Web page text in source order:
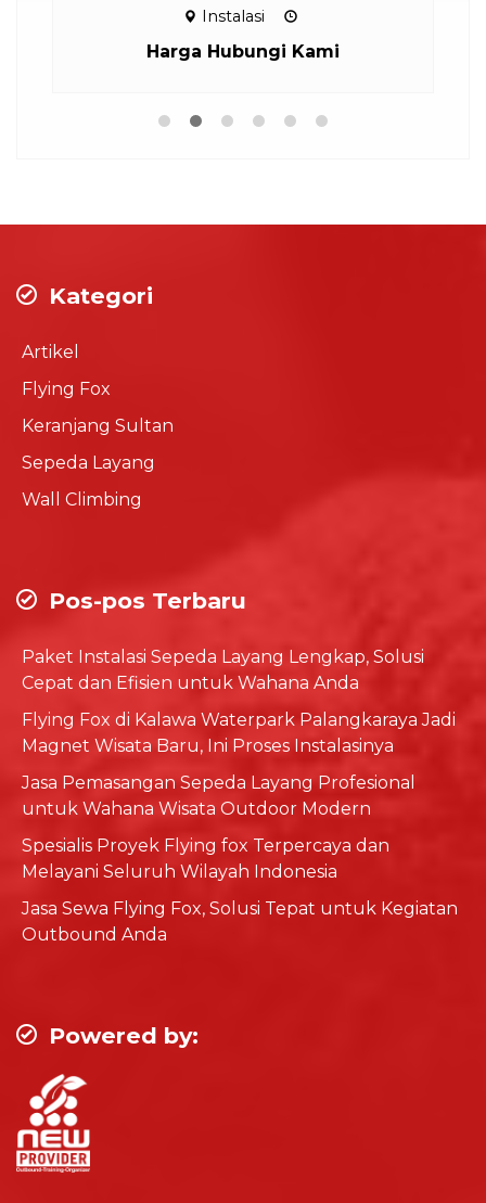
Instalasi
Harga Hubungi Kami
Kategori
Artikel
Flying Fox
Keranjang Sultan
Sepeda Layang
Wall Climbing
Pos-pos Terbaru
Paket Instalasi Sepeda Layang Lengkap, Solusi
Cepat dan Efisien untuk Wahana Anda
Flying Fox di Kalawa Waterpark Palangkaraya Jadi
Magnet Wisata Baru, Ini Proses Instalasinya
Jasa Pemasangan Sepeda Layang Profesional
untuk Wahana Wisata Outdoor Modern
Spesialis Proyek Flying fox Terpercaya dan
Melayani Seluruh Wilayah Indonesia
Jasa Sewa Flying Fox, Solusi Tepat untuk Kegiatan
Outbound Anda
Powered by: